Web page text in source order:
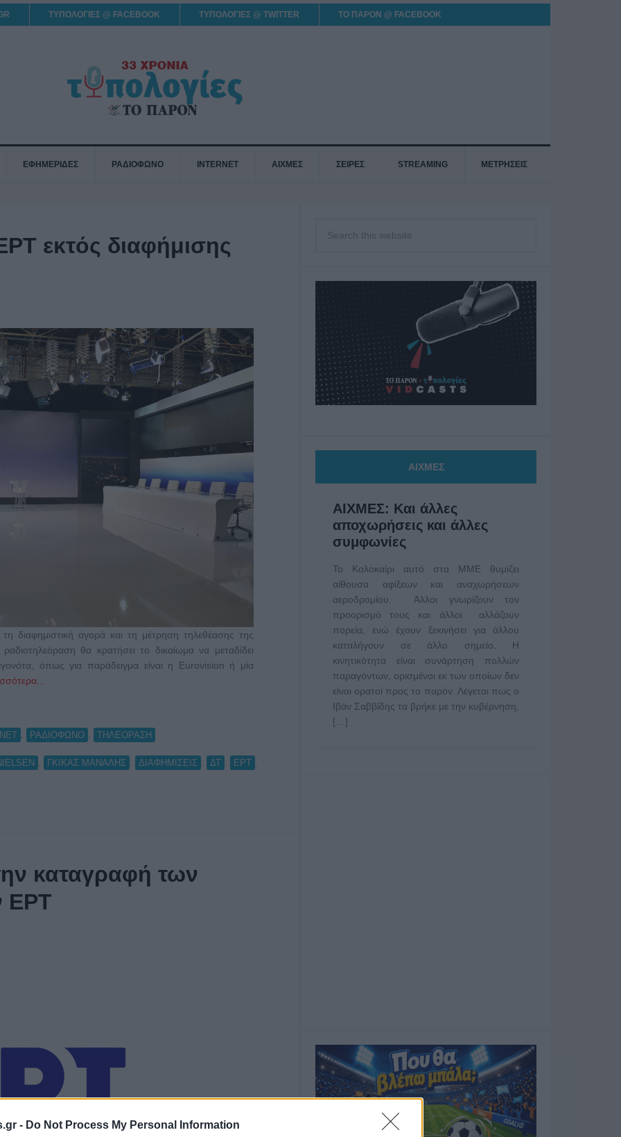
- Do Not Process My Personal Information
ΤΥΠΟΛΟΓΙΕΣ @ FACEBOOK ΤΥΠΟΛΟΓΙΕΣ @ TWITTER ΤΟ ΠΑΡΟΝ @ FACEBOOK
ΕΦΗΜΕΡΙΔΕΣ ΡΑΔΙΟΦΩΝΟ INTERNET ΑΙΧΜΕΣ ΣΕΙΡΕΣ STREAMING ΜΕΤΡΗΣΕΙΣ
εκτός διαφήμισης
αγορά και τη μέτρηση τηλεθέασης της
θα κρατήσει το δικαίωμα να μεταδίδει
όπως για παράδειγμα είναι η Eurovision ή μία
ΡΑΔΙΟΦΩΝΟ ΤΗΛΕΟΡΑΣΗ
ΓΚΙΚΑΣ ΜΑΝΑΛΗΣ ΔΙΑΦΗΜΙΣΕΙΣ ΔΤ ΕΡΤ
καταγραφή των
ΕΡΤ
ΑΙΧΜΕΣ
ΑΙΧΜΕΣ: Και άλλες
αποχωρήσεις και άλλες
συμφωνίες
Το Καλοκαίρι αυτό στα ΜΜΕ θυμίζει
αίθουσα αφίξεων και αναχωρήσεων
αεροδρομίου. Άλλοι γνωρίζουν τον
προορισμό τους και άλλοι αλλάζουν
πορεία, ενώ έχουν ξεκινήσει για άλλου
καταλήγουν σε άλλο σημείο. Η
κινητικότητα είναι συνάρτηση πολλών
παραγόντων, ορισμένοι εκ των οποίων δεν
είναι ορατοί προς το παρόν. Λέγεται πως ο
Ιβάν Σαββίδης τα βρήκε με την κυβέρνηση,
[…]